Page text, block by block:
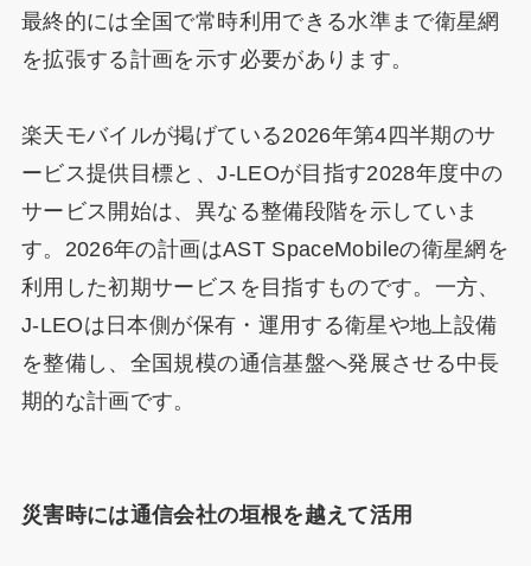
最終的には全国で常時利用できる水準まで衛星網
を拡張する計画を示す必要があります。
楽天モバイルが掲げている2026年第4四半期のサ
ービス提供目標と、J-LEOが目指す2028年度中の
サービス開始は、異なる整備段階を示していま
す。2026年の計画はAST SpaceMobileの衛星網を
利用した初期サービスを目指すものです。一方、
J-LEOは日本側が保有・運用する衛星や地上設備
を整備し、全国規模の通信基盤へ発展させる中長
期的な計画です。
災害時には通信会社の垣根を越えて活用